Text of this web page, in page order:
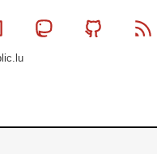
Linkedin MastodonGithub